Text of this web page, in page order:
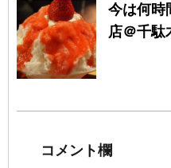
今は何時
店＠千駄
コメント欄